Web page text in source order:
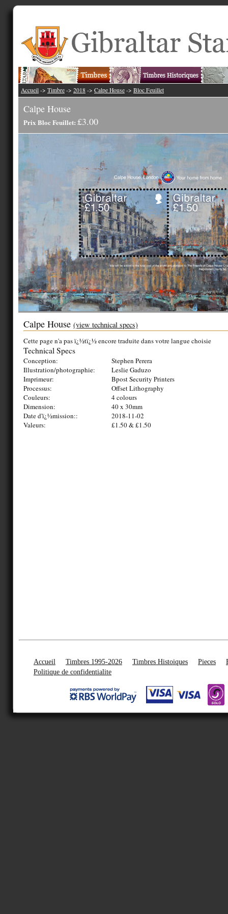
Accueil -> Timbre -> 2018 -> Calpe House -> Bloc Feuillet
Calpe House
Prix Bloc Feuillet: £3.00
Calpe House (view technical specs)
Cette page n'a pas ï¿½tï¿½ encore traduite dans votre langue choisie
Technical Specs
Conception:
Stephen Perera
Illustration/photographie:
Leslie Gaduzo
Imprimeur:
Bpost Security Printers
Processus:
Offset Lithography
Couleurs:
4 colours
Dimension:
40 x 30mm
Date d'ï¿½mission::
2018-11-02
Valeurs:
£1.50 & £1.50
Accueil Timbres 1995-2026 Timbres Histoiques Pieces
Politique de confidentialite